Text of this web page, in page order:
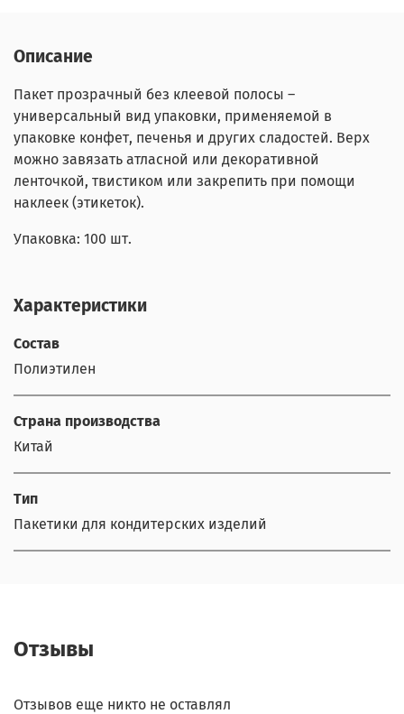
Описание
Пакет прозрачный без клеевой полосы –
универсальный вид упаковки, применяемой в
упаковке конфет, печенья и других сладостей. Верх
можно завязать атласной или декоративной
ленточкой, твистиком или закрепить при помощи
наклеек (этикеток).
Упаковка: 100 шт.
Характеристики
Состав
Полиэтилен
Страна производства
Китай
Тип
Пакетики для кондитерских изделий
Отзывы
Отзывов еще никто не оставлял